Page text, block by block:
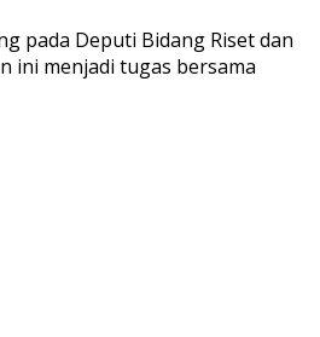
pada Deputi Bidang Riset dan
ini menjadi tugas bersama